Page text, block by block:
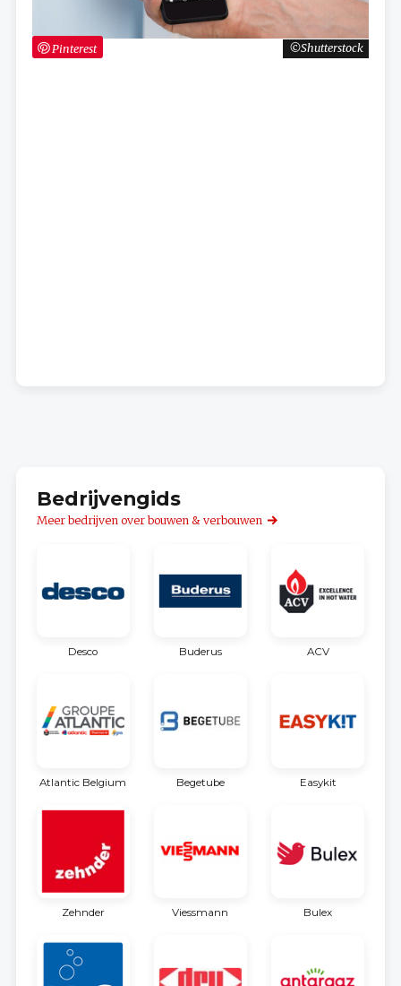
Shutterstock
Pinterest
Bedrijvengids
Meer bedrijven over bouwen & verbouwen
Desco Buderus ACV
Atlantic Belgium Begetube Easykit
Zehnder Viessmann Bulex